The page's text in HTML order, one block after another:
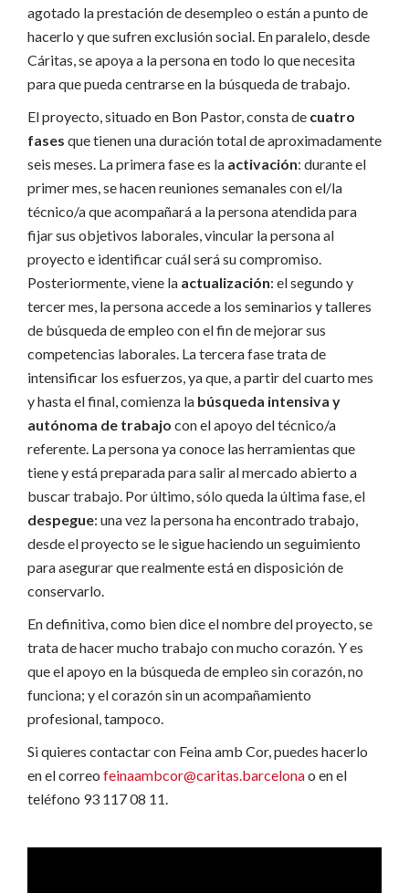
agotado la prestación de desempleo o están a punto de
hacerlo y que sufren exclusión social. En paralelo, desde
Cáritas, se apoya a la persona en todo lo que necesita
para que pueda centrarse en la búsqueda de trabajo.
El proyecto, situado en Bon Pastor, consta de cuatro
fases que tienen una duración total de aproximadamente
seis meses. La primera fase es la activación: durante el
primer mes, se hacen reuniones semanales con el/la
técnico/a que acompañará a la persona atendida para
fijar sus objetivos laborales, vincular la persona al
proyecto e identificar cuál será su compromiso.
Posteriormente, viene la actualización: el segundo y
tercer mes, la persona accede a los seminarios y talleres
de búsqueda de empleo con el fin de mejorar sus
competencias laborales. La tercera fase trata de
intensificar los esfuerzos, ya que, a partir del cuarto mes
y hasta el final, comienza la búsqueda intensiva y
autónoma de trabajo con el apoyo del técnico/a
referente. La persona ya conoce las herramientas que
tiene y está preparada para salir al mercado abierto a
buscar trabajo. Por último, sólo queda la última fase, el
despegue: una vez la persona ha encontrado trabajo,
desde el proyecto se le sigue haciendo un seguimiento
para asegurar que realmente está en disposición de
conservarlo.
En definitiva, como bien dice el nombre del proyecto, se
trata de hacer mucho trabajo con mucho corazón. Y es
que el apoyo en la búsqueda de empleo sin corazón, no
funciona; y el corazón sin un acompañamiento
profesional, tampoco.
Si quieres contactar con Feina amb Cor, puedes hacerlo
en el correo feinaambcor@caritas.barcelonao en el
teléfono 93 117 08 11.